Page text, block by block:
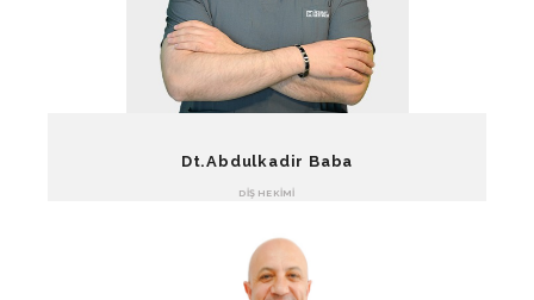
Dt.Abdulkadir Baba
DIŞ HEKIMI